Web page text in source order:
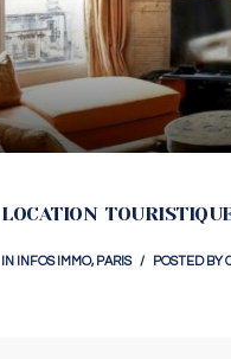
LOCATION
IN INFOS IMMO, PARIS POSTED BY